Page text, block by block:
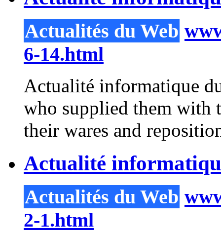
Actualités du Web
6-14.html
Actualité informatique
who supplied them
their wares and
Actualité
Actualités du Web
2-1.html